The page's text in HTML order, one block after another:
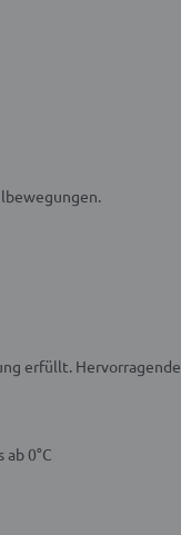
erfüllt. Hervorragende
0°C